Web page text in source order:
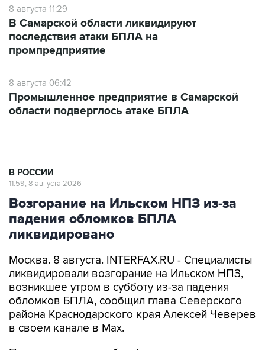
8 августа 11:29
В Самарской области ликвидируют
последствия атаки БПЛА на
промпредприятие
8 августа 06:42
Промышленное предприятие в Самарской
области подверглось атаке БПЛА
В РОССИИ
11:59, 8 августа 2026
Возгорание на Ильском НПЗ из-за
падения обломков БПЛА
ликвидировано
Москва. 8 августа. INTERFAX.RU - Специалисты
ликвидировали возгорание на Ильском НПЗ,
возникшее утром в субботу из-за падения
обломков БПЛА, сообщил глава Северского
района Краснодарского края Алексей Чеверев
в своем канале в Max.